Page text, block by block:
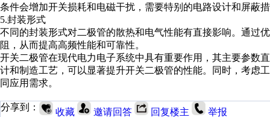
条件会增加开关损耗和电磁干扰，需要特别的电路设计和屏蔽
5.封装形式
不同的封装形式对二极管的散热和电气性能有直接影响。通过
阻，从而提高高频性能和可靠性。
开关二极管在现代电力电子系统中具有重要作用，其主要参数
计和制造工艺，可以显著提升开关二极管的性能。同时，考虑
同应用需求。
分享到： 收藏 邀请回答 回复楼主 举报